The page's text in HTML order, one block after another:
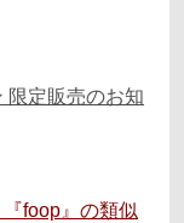
定販売のお知
foop』の類似